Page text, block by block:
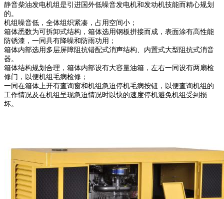
静音柴油发电机组是引进国外低噪音发电机和发动机技能而精心规划
的。
机组噪音低，全体组织紧凑，占用空间小；
箱体悉数为可拆卸式结构，箱体选用钢板拼接而成，表面涂有高性能
防锈漆，一同具有降噪和防雨功用；
箱体内部选用多层屏障阻抗错配式消声结构、内置式大型阻抗式消音
器。
箱体结构规划合理，箱体内部设有大容量油箱，左右一同设有两扇检
修门，以便机组毛病检修；
一同在箱体上开有查询窗和机组急迫停机毛病按钮，以便查询机组的
工作情况及在机组呈现急迫情况时以快的速度停机避免机组受到损
坏。